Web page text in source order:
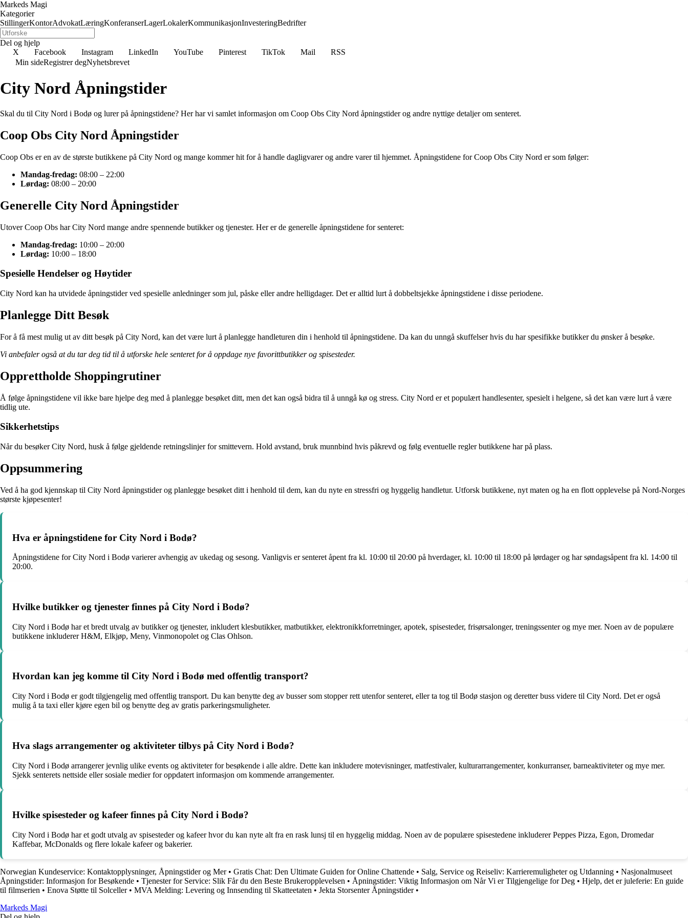
Markeds Magi
Kategorier
StillingerKontorAdvokatLæringKonferanserLagerLokalerKommunikasjonInvesteringBedrifter
Del og hjelp
X
Facebook Instagram LinkedIn YouTube Pinterest TikTok Mail
RSS
Min sideRegistrer degNyhetsbrevet
City Nord Åpningstider
Skal du til City Nord i Bodø og lurer på åpningstidene? Her har vi samlet informasjon om Coop Obs City Nord åpningstider og andre nyttige detaljer om senteret.
Coop Obs City Nord Åpningstider
Coop Obs er en av de største butikkene på City Nord og mange kommer hit for å handle dagligvarer og andre varer til hjemmet. Åpningstidene for Coop Obs City Nord er som følger:
Mandag-fredag: 08:00 – 22:00
Lørdag: 08:00 – 20:00
Generelle City Nord Åpningstider
Utover Coop Obs har City Nord mange andre spennende butikker og tjenester. Her er de generelle åpningstidene for senteret:
Mandag-fredag: 10:00 – 20:00
Lørdag: 10:00 – 18:00
Spesielle Hendelser og Høytider
City Nord kan ha utvidede åpningstider ved spesielle anledninger som jul, påske eller andre helligdager. Det er alltid lurt å dobbeltsjekke åpningstidene i disse periodene.
Planlegge Ditt Besøk
For å få mest mulig ut av ditt besøk på City Nord, kan det være lurt å planlegge handleturen din i henhold til åpningstidene. Da kan du unngå skuffelser hvis du har spesifikke butikker du ønsker å besøke.
Vi anbefaler også at du tar deg tid til å utforske hele senteret for å oppdage nye favorittbutikker og spisesteder.
Opprettholde Shoppingrutiner
Å følge åpningstidene vil ikke bare hjelpe deg med å planlegge besøket ditt, men det kan også bidra til å unngå kø og stress. City Nord er et populært handlesenter, spesielt i helgene, så det kan være lurt å være
tidlig ute.
Sikkerhetstips
Når du besøker City Nord, husk å følge gjeldende retningslinjer for smittevern. Hold avstand, bruk munnbind hvis påkrevd og følg eventuelle regler butikkene har på plass.
Oppsummering
Ved å ha god kjennskap til City Nord åpningstider og planlegge besøket ditt i henhold til dem, kan du nyte en stressfri og hyggelig handletur. Utforsk butikkene, nyt maten og ha en flott opplevelse på Nord-Norges
største kjøpesenter!
Hva er åpningstidene for City Nord i Bodø?
Åpningstidene for City Nord i Bodø varierer avhengig av ukedag og sesong. Vanligvis er senteret åpent fra kl. 10:00 til 20:00 på hverdager, kl. 10:00 til 18:00 på lørdager og har søndagsåpent fra kl. 14:00 til
20:00.
Hvilke butikker og tjenester finnes på City Nord i Bodø?
City Nord i Bodø har et bredt utvalg av butikker og tjenester, inkludert klesbutikker, matbutikker, elektronikkforretninger, apotek, spisesteder, frisørsalonger, treningssenter og mye mer. Noen av de populære
butikkene inkluderer H&M, Elkjøp, Meny, Vinmonopolet og Clas Ohlson.
Hvordan kan jeg komme til City Nord i Bodø med offentlig transport?
City Nord i Bodø er godt tilgjengelig med offentlig transport. Du kan benytte deg av busser som stopper rett utenfor senteret, eller ta tog til Bodø stasjon og deretter buss videre til City Nord. Det er også
mulig å ta taxi eller kjøre egen bil og benytte deg av gratis parkeringsmuligheter.
Hva slags arrangementer og aktiviteter tilbys på City Nord i Bodø?
City Nord i Bodø arrangerer jevnlig ulike events og aktiviteter for besøkende i alle aldre. Dette kan inkludere motevisninger, matfestivaler, kulturarrangementer, konkurranser, barneaktiviteter og mye mer.
Sjekk senterets nettside eller sosiale medier for oppdatert informasjon om kommende arrangementer.
Hvilke spisesteder og kafeer finnes på City Nord i Bodø?
City Nord i Bodø har et godt utvalg av spisesteder og kafeer hvor du kan nyte alt fra en rask lunsj til en hyggelig middag. Noen av de populære spisestedene inkluderer Peppes Pizza, Egon, Dromedar
Kaffebar, McDonalds og flere lokale kafeer og bakerier.
Norwegian Kundeservice: Kontaktopplysninger, Åpningstider og Mer• Gratis Chat: Den Ultimate Guiden for Online Chattende • Salg, Service og Reiseliv: Karrieremuligheter og Utdanning • Nasjonalmuseet
Åpningstider: Informasjon for Besøkende • Tjenester for Service: Slik Får du den Beste Brukeropplevelsen • Åpningstider: Viktig Informasjon om Når Vi er Tilgjengelige for Deg • Hjelp, det er juleferie: En guide
til filmserien • Enova Støtte til Solceller• MVA Melding: Levering og Innsending til Skatteetaten • Jekta Storsenter Åpningstider•
Markeds Magi